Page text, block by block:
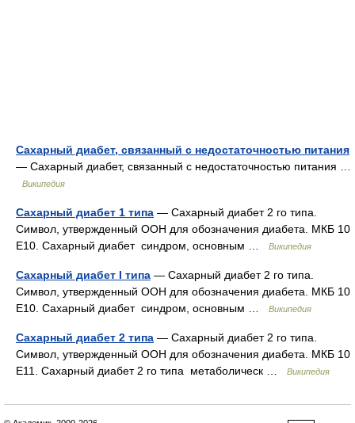
Сахарный диабет, связанный с недостаточностью питания
— Сахарный диабет, связанный с недостаточностью питания …
Википедия
Сахарный диабет 1 типа — Сахарный диабет 2 го типа.
Символ, утвержденный ООН для обозначения диабета. МКБ 10
E10. Сахарный диабет синдром, основным …
Википедия
Сахарный диабет I типа — Сахарный диабет 2 го типа.
Символ, утвержденный ООН для обозначения диабета. МКБ 10
E10. Сахарный диабет синдром, основным …
Википедия
Сахарный диабет 2 типа — Сахарный диабет 2 го типа.
Символ, утвержденный ООН для обозначения диабета. МКБ 10
E11. Сахарный диабет 2 го типа метаболическ …
Википедия